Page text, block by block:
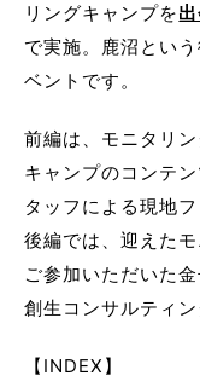
リングキャンプを
で実施。鹿沼とい
ベントです。
前編は、モニタリ
キャンプのコンテ
タッフによる現地
後編では、迎えた
ご参加いただいた
創生コンサルティ
【INDEX】